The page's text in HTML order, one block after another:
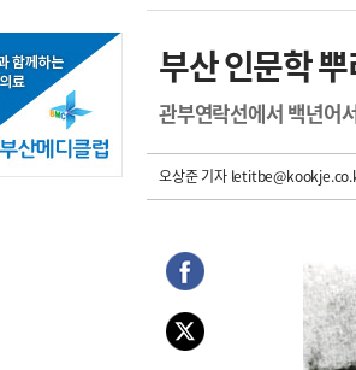
부산 인문학
관부연락선에서 백년어
오상준 기자